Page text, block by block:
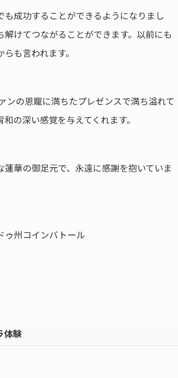
成功することができるようになりまし
けてつながることができます。以前にも
も言われます。
ンの恩寵に満ちたプレゼンスで満ち溢れて
の深い感覚を与えてくれます。
華の御足元で、永遠に感謝を抱いていま
ゥ州コインバトール
体験